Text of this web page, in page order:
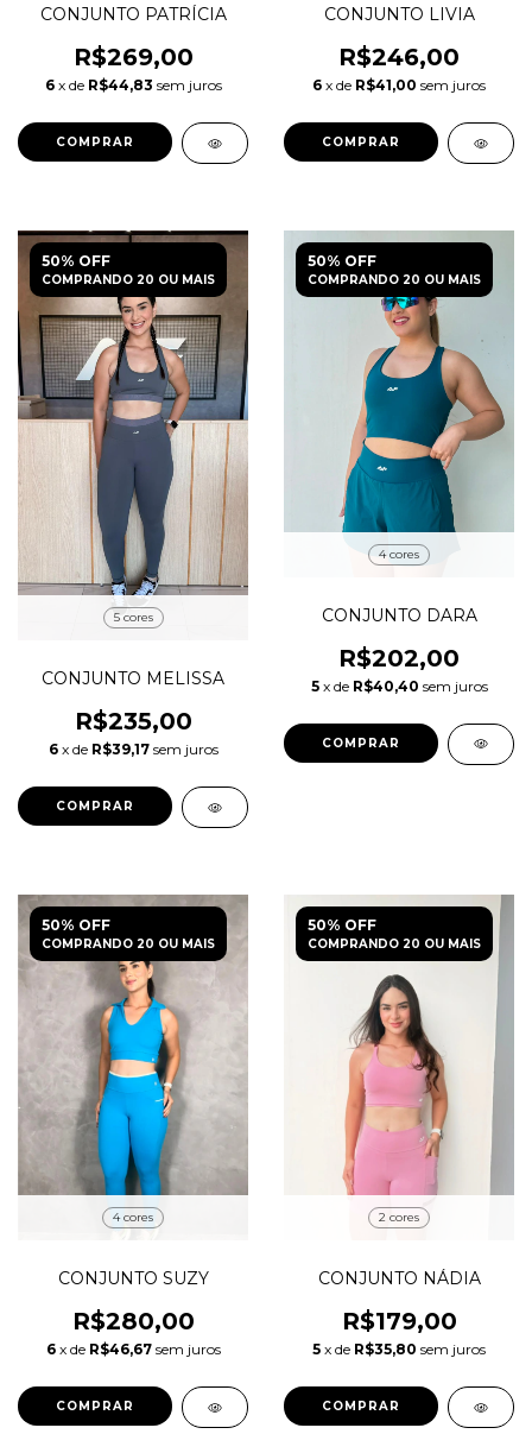
CONJUNTO PATRÍCIA
R$269,00
6 x de R$44,83 sem juros
COMPRAR
CONJUNTO LIVIA
R$246,00
6 x de R$41,00 sem juros
COMPRAR
50% OFF
COMPRANDO 20 OU MAIS
5 cores
CONJUNTO MELISSA
R$235,00
6 x de R$39,17 sem juros
COMPRAR
50% OFF
COMPRANDO 20 OU MAIS
4 cores
CONJUNTO DARA
R$202,00
5 x de R$40,40 sem juros
COMPRAR
50% OFF
COMPRANDO 20 OU MAIS
4 cores
CONJUNTO SUZY
R$280,00
6 x de R$46,67 sem juros
COMPRAR
50% OFF
COMPRANDO 20 OU MAIS
2 cores
CONJUNTO NÁDIA
R$179,00
5 x de R$35,80 sem juros
COMPRAR